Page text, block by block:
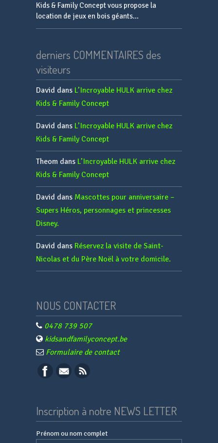
Kids & Family Concept vous propose la
location de jeux en bois géants...
derniers COMMENTAIRES des
visiteurs
David dans L’Incroyable HULK arrive chez
Kids & Family Concept
David dans L’Incroyable HULK arrive chez
Kids & Family Concept
Theom dans L’Incroyable HULK arrive chez
Kids & Family Concept
David dans Mascottes pour anniversaire –
Supers Héros, personnages et princesses
Disney.
David dans Réservez la visite de Saint-
Nicolas et du Père Noël à votre domicile.
NOUS CONTACTER
0478 739 507
kidsandfamilyconcept.be
Formulaire de contact
Inscription à notre NEWS LETTER
Prénom ou nom complet